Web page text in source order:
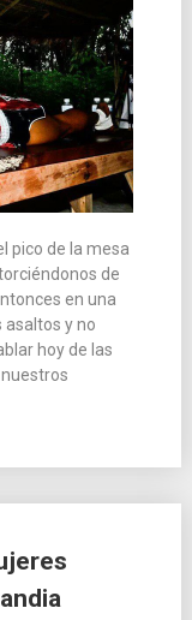
pico de la mesa
de
en una
y no
hoy de las